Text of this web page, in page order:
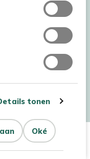
tonen
Oké